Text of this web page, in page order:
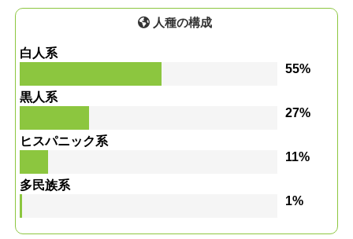
人種の構成
白人系
55%
黒人系
27%
ヒスパニック系
11%
多民族系
1%